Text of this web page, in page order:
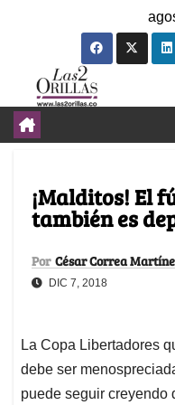
¡Malditos! El
también es
Por César Correa
DIC 7, 2018
La Copa Libertadores
debe ser
puede seguir creyendo